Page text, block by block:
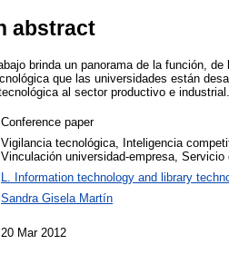
abstract
brinda un panorama de la función,
que las universidades están
al sector productivo e industrial.
Conference paper
Vigilancia tecnológica, Inteligencia
Vinculación universidad-empresa, Servicio
L. Information technology and library
Sandra Gisela Martín
20 Mar 2012